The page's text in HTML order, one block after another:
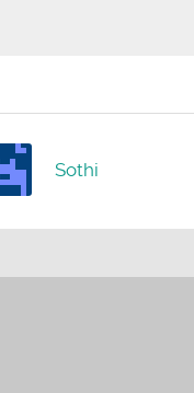
Sothi